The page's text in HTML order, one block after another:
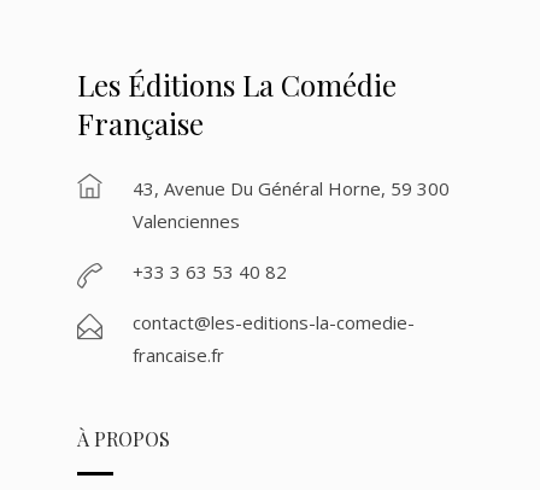
Les Éditions La Comédie
Française
43, Avenue Du Général Horne, 59 300
Valenciennes
+33 3 63 53 40 82
contact@les-editions-la-comedie-
francaise.fr
À PROPOS